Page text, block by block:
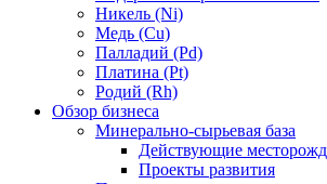
Никель (Ni)
Медь (Cu)
Палладий (Pd)
Платина (Pt)
Родий (Rh)
Обзор бизнеса
Минерально-сырьевая база
Действующие
Проекты развития